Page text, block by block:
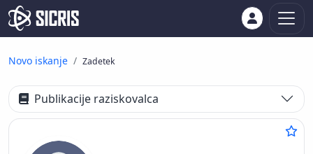
Novo iskanje Zadetek
Publikacije raziskovalca